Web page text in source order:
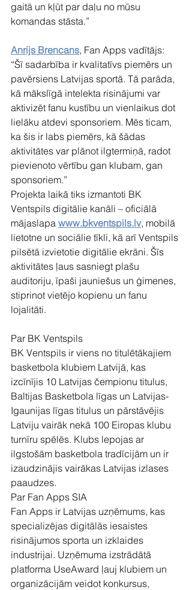
gaitā un kļūt par daļu no mūsu
komandas stāsta.”
Anrijs Brencans, Fan Apps vadītājs:
“Šī sadarbība ir kvalitatīvs piemērs un
pavērsiens Latvijas sportā. Tā parāda,
kā mākslīgā intelekta risinājumi var
aktivizēt fanu kustību un vienlaikus dot
lielāku atdevi sponsoriem. Mēs ticam,
ka šis ir labs piemērs, kā šādas
aktivitātes var plānot ilgtermiņā, radot
pievienoto vērtību gan klubam, gan
sponsoriem.”
Projekta laikā tiks izmantoti BK
Ventspils digitālie kanāli – oficiālā
mājaslapa www.bkventspils.lv, mobilā
lietotne un sociālie tīkli, kā arī Ventspils
pilsētā izvietotie digitālie ekrāni. Šīs
aktivitātes ļaus sasniegt plašu
auditoriju, īpaši jauniešus un ģimenes,
stiprinot vietējo kopienu un fanu
lojalitāti.
Par BK Ventspils
BK Ventspils ir viens no titulētākajiem
basketbola klubiem Latvijā, kas
izcīnījis 10 Latvijas čempionu titulus,
Baltijas Basketbola līgas un Latvijas-
Igaunijas līgas titulus un pārstāvējis
Latviju vairāk nekā 100 Eiropas klubu
turnīru spēlēs. Klubs lepojas ar
ilgstošām basketbola tradīcijām un ir
izaudzinājis vairākas Latvijas izlases
paaudzes.
Par Fan Apps SIA
Fan Apps ir Latvijas uzņēmums, kas
specializējas digitālās iesaistes
risinājumos sporta un izklaides
industrijai. Uzņēmuma izstrādātā
platforma UseAward ļauj klubiem un
organizācijām veidot konkursus,